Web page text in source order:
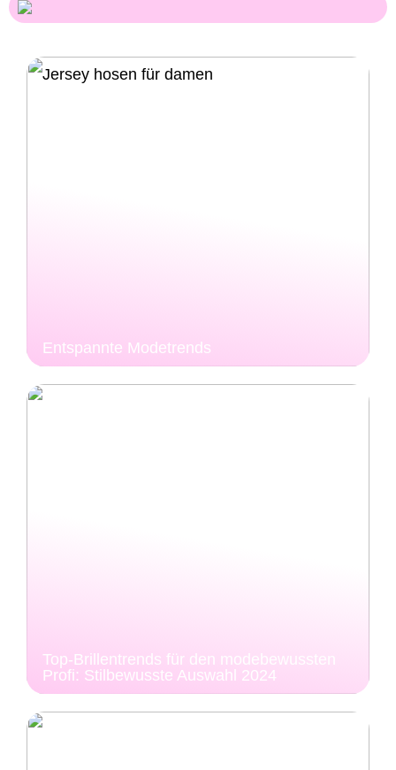
Entspannte Modetrends
Top-Brillentrends für den modebewussten
Profi: Stilbewusste Auswahl 2024